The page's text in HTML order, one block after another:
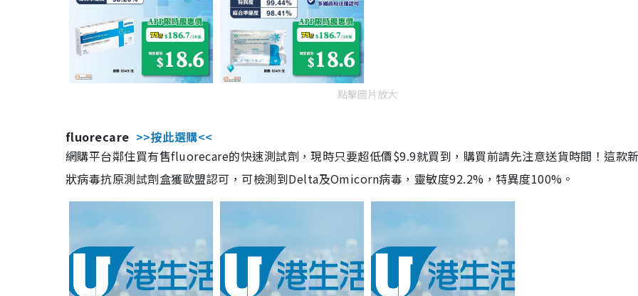
點擊圖片放大
fluorecare >>按此選購<<
網購平台鄰住買有售fluorecare的快速測試劑，現時只要超低價$9.9就買到，購買前請先注意送貨時間！這款
狀病毒抗原測試劑盒獲歐盟認可，可檢測到Delta及Omicorn病毒，靈敏度92.2%，特異度100%。